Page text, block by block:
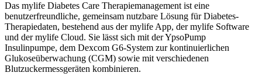
Das mylife Diabetes Care Therapiemanagement ist eine
benutzerfreundliche, gemeinsam nutzbare Lösung für Diabetes-
Therapiedaten, bestehend aus der mylife App, der mylife Software
und der mylife Cloud. Sie lässt sich mit der YpsoPump
Insulinpumpe, dem Dexcom G6-System zur kontinuierlichen
Glukoseüberwachung (CGM) sowie mit verschiedenen
Blutzuckermessgeräten kombinieren.